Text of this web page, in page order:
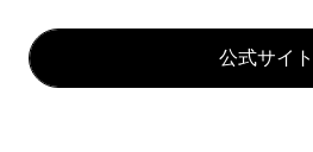
公式サイト